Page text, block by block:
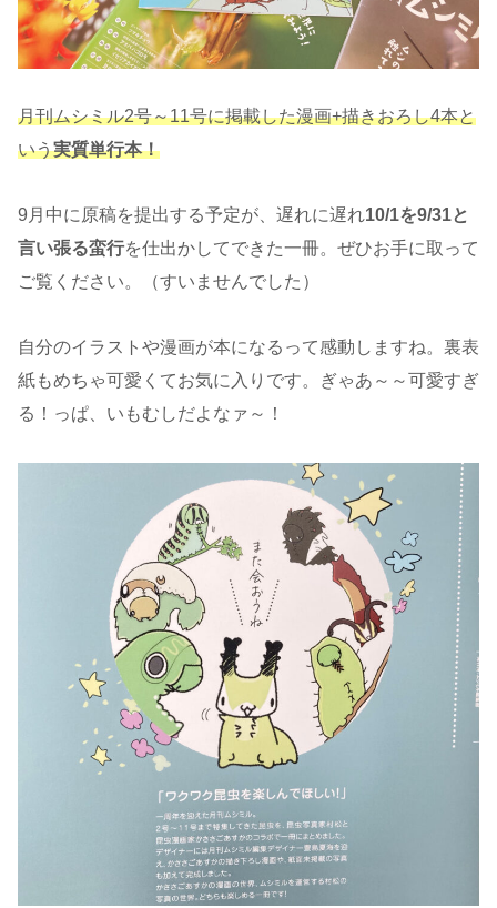
月刊ムシミル2号～11号に掲載した漫画+描きおろし4本と
いう実質単行本！
9月中に原稿を提出する予定が、遅れに遅れ10/1を9/31と
言い張る蛮行を仕出かしてできた一冊。ぜひお手に取って
ご覧ください。（すいませんでした）
自分のイラストや漫画が本になるって感動しますね。裏表
紙もめちゃ可愛くてお気に入りです。ぎゃあ～～可愛すぎ
る！っぱ、いもむしだよなァ～！